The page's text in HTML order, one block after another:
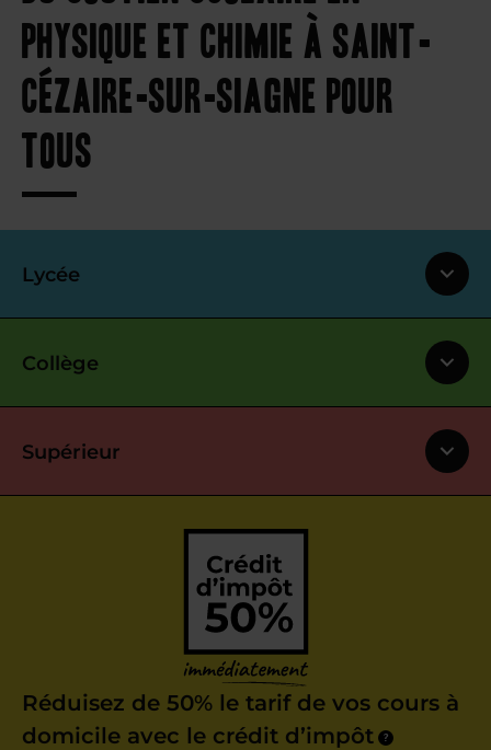
physique et chimie à Saint-
Cézaire-sur-Siagne pour
tous
Lycée
Collège
Supérieur
Réduisez de 50% le tarif de vos cours à
domicile avec le crédit d’impôt
?